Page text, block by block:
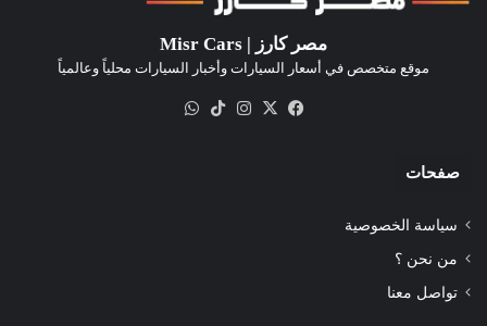
مصر كارز | Misr Cars
موقع متخصص في أسعار السيارات وأخبار السيارات محلياً وعالمياً
فيسبوك
‫X انستقرام‫TikTok
صفحات
سياسة الخصوصية
من نحن ؟
تواصل معنا